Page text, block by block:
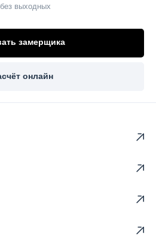
выходных
замерщика
онлайн